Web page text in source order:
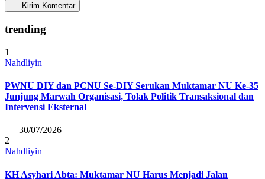
Kirim Komentar
trending
1
Nahdliyin
PWNU DIY dan PCNU Se-DIY Serukan Muktamar NU Ke-35
Junjung Marwah Organisasi, Tolak Politik Transaksional dan
Intervensi Eksternal
30/07/2026
2
Nahdliyin
KH Asyhari Abta: Muktamar NU Harus Menjadi Jalan